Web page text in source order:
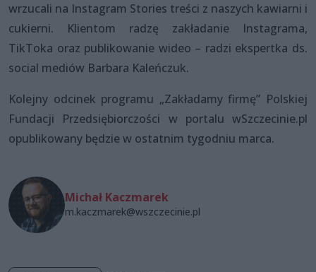
wrzucali na Instagram Stories treści z naszych kawiarni i
cukierni. Klientom radzę zakładanie Instagrama,
TikToka oraz publikowanie wideo – radzi ekspertka ds.
social mediów Barbara Kaleńczuk.
Kolejny odcinek programu „Zakładamy firmę” Polskiej
Fundacji Przedsiębiorczości w portalu wSzczecinie.pl
opublikowany będzie w ostatnim tygodniu marca.
Michał Kaczmarek
m.kaczmarek@wszczecinie.pl